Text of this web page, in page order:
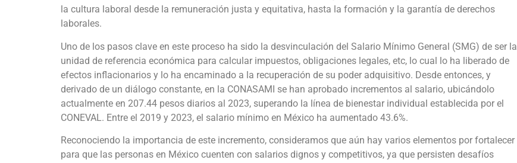
la cultura laboral desde la remuneración justa y equitativa, hasta la formación y la garantía de derechos
laborales.
Uno de los pasos clave en este proceso ha sido la desvinculación del Salario Mínimo General (SMG) de ser la
unidad de referencia económica para calcular impuestos, obligaciones legales, etc, lo cual lo ha liberado de
efectos inflacionarios y lo ha encaminado a la recuperación de su poder adquisitivo. Desde entonces, y
derivado de un diálogo constante, en la CONASAMI se han aprobado incrementos al salario, ubicándolo
actualmente en 207.44 pesos diarios al 2023, superando la línea de bienestar individual establecida por el
CONEVAL. Entre el 2019 y 2023, el salario mínimo en México ha aumentado 43.6%.
Reconociendo la importancia de este incremento, consideramos que aún hay varios elementos por fortalecer
para que las personas en México cuenten con salarios dignos y competitivos, ya que persisten desafíos